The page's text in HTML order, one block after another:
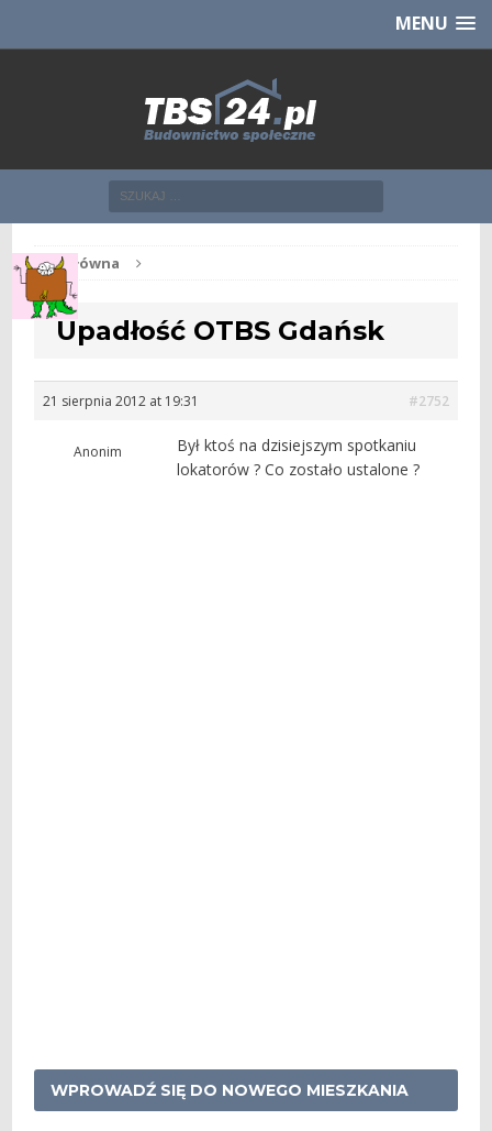
CHCĘ [klik]MENU
Str. główna
Upadłość OTBS Gdańsk
21 sierpnia 2012 at 19:31 #2752
Anonim
Był ktoś na dzisiejszym spotkaniu
lokatorów ? Co zostało ustalone ?
WPROWADŹ SIĘ DO NOWEGO MIESZKANIA